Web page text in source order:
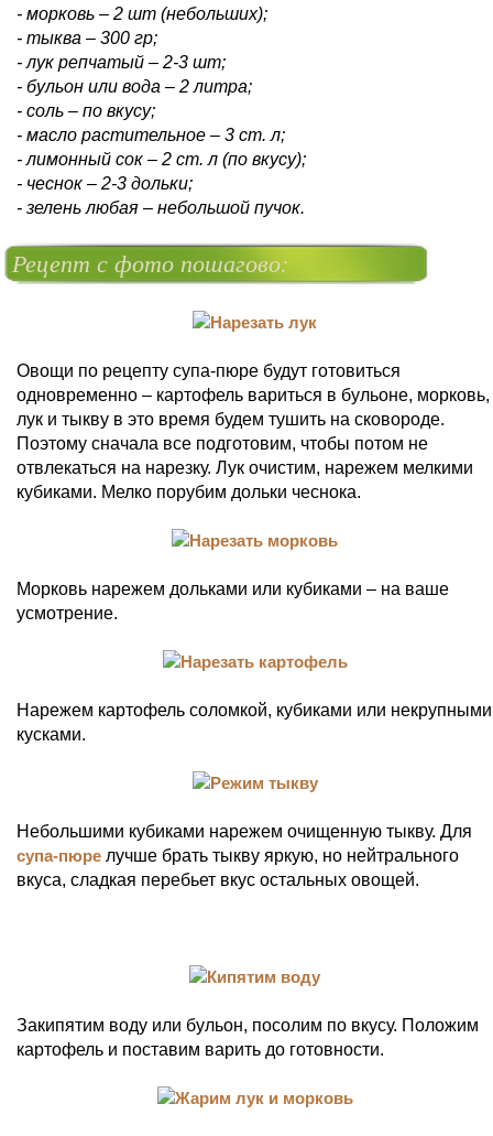
- морковь – 2 шт (небольших);
- тыква – 300 гр;
- лук репчатый – 2-3 шт;
- бульон или вода – 2 литра;
- соль – по вкусу;
- масло растительное – 3 ст. л;
- лимонный сок – 2 ст. л (по вкусу);
- чеснок – 2-3 дольки;
- зелень любая – небольшой пучок.
Рецепт с фото пошагово:
Овощи по рецепту супа-пюре будут готовиться
одновременно – картофель вариться в бульоне, морковь,
лук и тыкву в это время будем тушить на сковороде.
Поэтому сначала все подготовим, чтобы потом не
отвлекаться на нарезку. Лук очистим, нарежем мелкими
кубиками. Мелко порубим дольки чеснока.
Морковь нарежем дольками или кубиками – на ваше
усмотрение.
Нарежем картофель соломкой, кубиками или некрупными
кусками.
Небольшими кубиками нарежем очищенную тыкву. Для
супа-пюре лучше брать тыкву яркую, но нейтрального
вкуса, сладкая перебьет вкус остальных овощей.
Закипятим воду или бульон, посолим по вкусу. Положим
картофель и поставим варить до готовности.